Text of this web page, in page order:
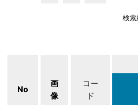
検索
No
画
像
コー
ド